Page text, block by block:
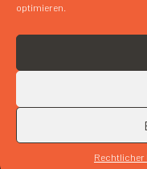
optimieren.
Rechtlicher